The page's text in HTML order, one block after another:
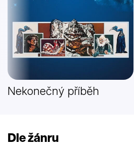
Nekonečný příběh
Dle žánru